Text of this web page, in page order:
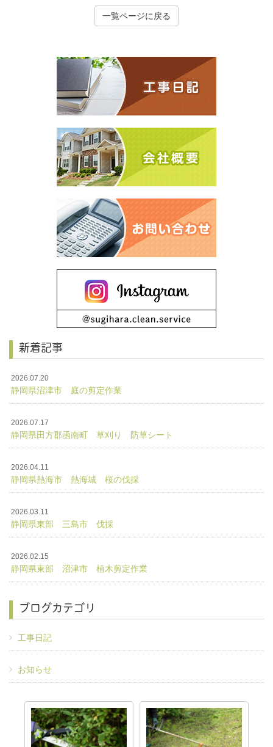
一覧ページに戻る
新着記事
2026.07.20
静岡県沼津市 庭の剪定作業
2026.07.17
静岡県田方郡函南町 草刈り 防草シート
2026.04.11
静岡県熱海市 熱海城 桜の伐採
2026.03.11
静岡県東部 三島市 伐採
2026.02.15
静岡県東部 沼津市 植木剪定作業
ブログカテゴリ
工事日記
お知らせ